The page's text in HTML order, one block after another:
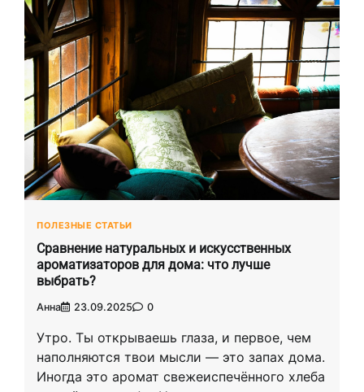
ПОЛЕЗНЫЕ СТАТЬИ
Сравнение натуральных и искусственных
ароматизаторов для дома: что лучше
выбрать?
Анна 23.09.2025 0
Утро. Ты открываешь глаза, и первое, чем
наполняются твои мысли — это запах дома.
Иногда это аромат свежеиспечённого хлеба